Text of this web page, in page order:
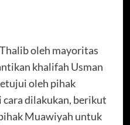
oleh mayoritas
khalifah Usman
oleh pihak
cara dilakukan, berikut
Muawiyah untuk